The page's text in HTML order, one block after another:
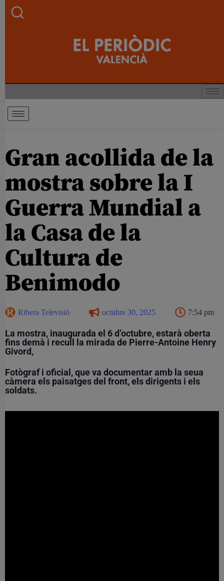
Gran acollida de la
mostra sobre la I
Guerra Mundial a
la Casa de la
Cultura de
Benimodo
Ribera Televisió octubre 30, 2025 7:54 pm
La mostra, inaugurada el 6 d’octubre, estarà oberta
fins demà i recull la mirada de Pierre-Antoine Henry
Givord,
Fotògraf i oficial, que va documentar amb la seua
càmera els paisatges del front, els dirigents i els
soldats.